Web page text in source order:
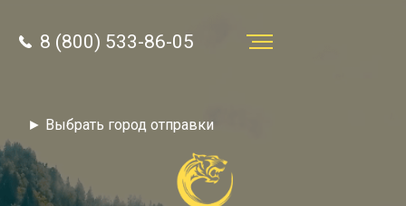
► Выбрать город отправки
8 (800) 533-86-05